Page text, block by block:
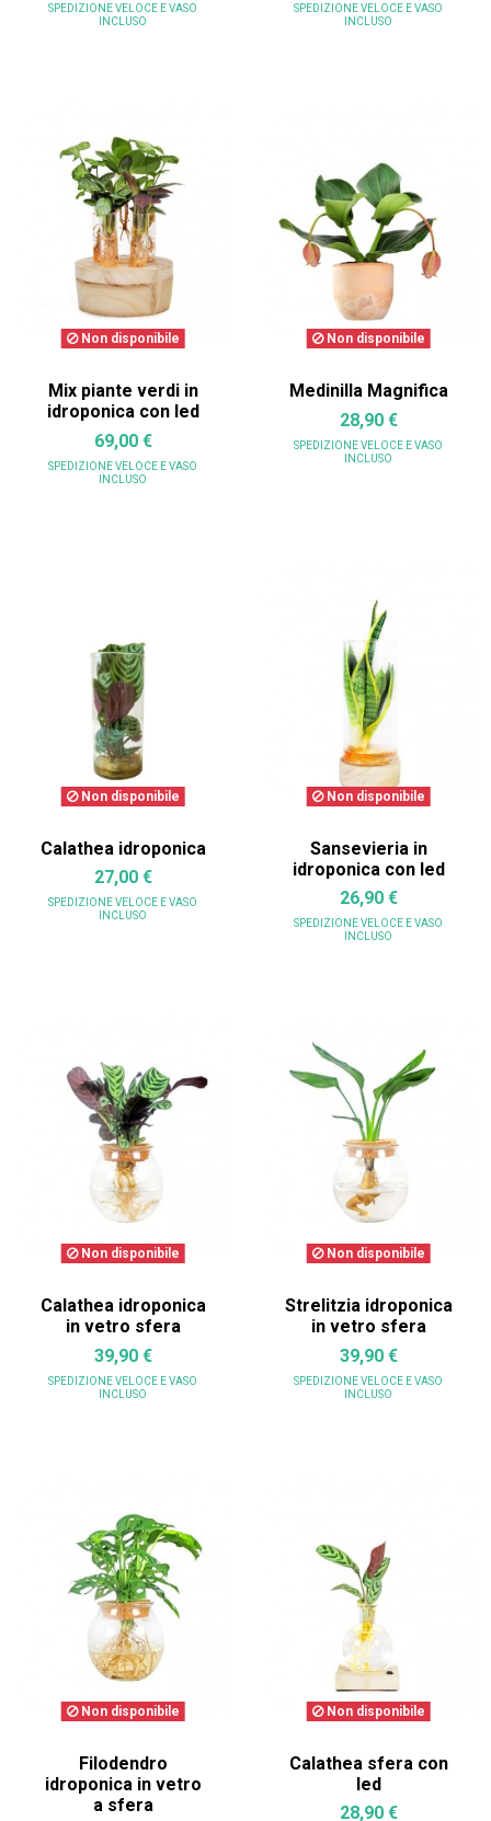
SPEDIZIONE VELOCE E VASO
INCLUSO
SPEDIZIONE VELOCE E VASO
INCLUSO
Non disponibile
Mix piante verdi in
idroponica con led
69,00 €
SPEDIZIONE VELOCE E VASO
INCLUSO
Non disponibile
Medinilla Magnifica
28,90 €
SPEDIZIONE VELOCE E VASO
INCLUSO
Non disponibile
Calathea idroponica
27,00 €
SPEDIZIONE VELOCE E VASO
INCLUSO
Non disponibile
Sansevieria in
idroponica con led
26,90 €
SPEDIZIONE VELOCE E VASO
INCLUSO
Non disponibile
Calathea idroponica
in vetro sfera
39,90 €
SPEDIZIONE VELOCE E VASO
INCLUSO
Non disponibile
Strelitzia idroponica
in vetro sfera
39,90 €
SPEDIZIONE VELOCE E VASO
INCLUSO
Non disponibile
Filodendro
idroponica in vetro
a sfera
Non disponibile
Calathea sfera con
led
28,90 €